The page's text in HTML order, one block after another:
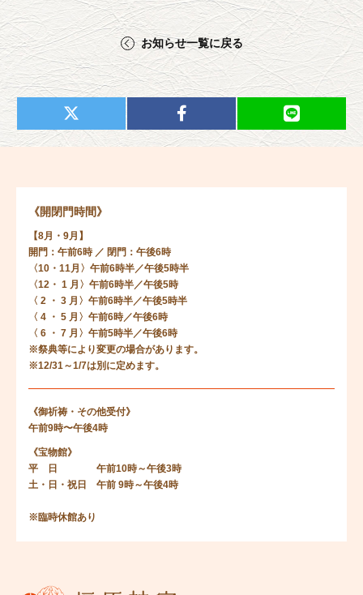
お知らせ一覧に戻る
《開閉門時間》
【8月・9月】
開門：午前6時 ／ 閉門：午後6時
〈10・11月〉午前6時半／午後5時半
〈12・ 1 月〉午前6時半／午後5時
〈 2 ・ 3 月〉午前6時半／午後5時半
〈 4 ・ 5 月〉午前6時／午後6時
〈 6 ・ 7 月〉午前5時半／午後6時
※祭典等により変更の場合があります。
※12/31～1/7は別に定めます。
《御祈祷・その他受付》
午前9時〜午後4時
《宝物館》
平 日 午前10時～午後3時
土・日・祝日 午前 9時～午後4時
※臨時休館あり